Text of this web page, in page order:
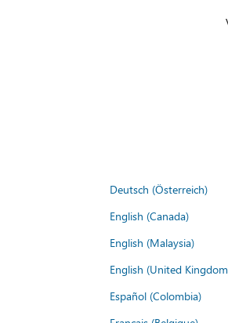
Deutsch (Österreich)
English (Canada)
English (Malaysia)
English (United
Español (Colombia)